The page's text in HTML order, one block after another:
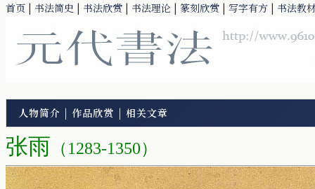
首页 | 书法简史 | 书法欣赏 | 书法理论 | 篆刻欣赏 | 写字有方 | 书法教
人物简介 | 作品欣赏 | 相关文章
张雨 （1283-1350）